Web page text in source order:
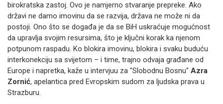
birokratska zastoj. Ovo je namjerno stvaranje prepreke. Ako
državi ne damo imovinu da se razvija, država ne može ni da
postoji. Ono što se događa je da se BiH uskraćuje mogućnost
da upravlja svojim resursima, što je ključni korak ka njenom
potpunom raspadu. Ko blokira imovinu, blokira i svaku buduću
interkonekciju sa svijetom – i time, trajno odvaja građane od
Europe i napretka, kaže u intervjuu za "Slobodnu Bosnu" Azra
Zornić, apelantica pred Evropskim sudom za ljudska prava u
Strazburu.